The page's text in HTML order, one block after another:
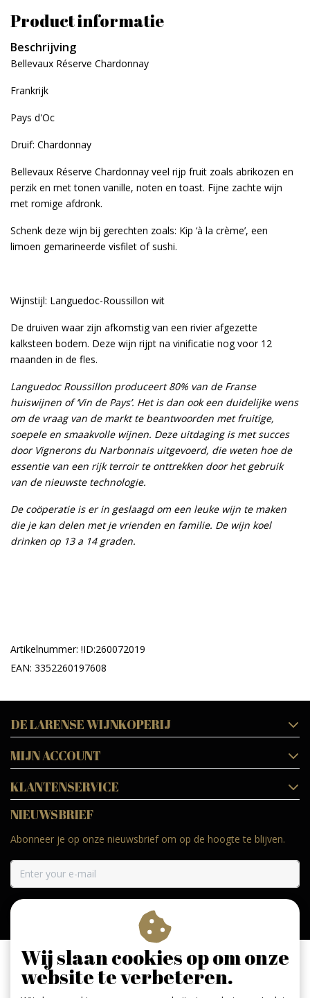
Product informatie
Beschrijving
Bellevaux Réserve Chardonnay
Frankrijk
Pays d'Oc
Druif: Chardonnay
Bellevaux Réserve Chardonnay veel rijp fruit zoals abrikozen en
perzik en met tonen vanille, noten en toast. Fijne zachte wijn
met romige afdronk.
Schenk deze wijn bij gerechten zoals: Kip ‘à la crème’, een
limoen gemarineerde visfilet of sushi.
Wijnstijl: Languedoc-Roussillon wit
De druiven waar zijn afkomstig van een rivier afgezette
kalksteen bodem. Deze wijn rijpt na vinificatie nog voor 12
maanden in de fles.
Languedoc Roussillon produceert 80% van de Franse
huiswijnen of ‘Vin de Pays’. Het is dan ook een duidelijke wens
om de vraag van de markt te beantwoorden met fruitige,
soepele en smaakvolle wijnen. Deze uitdaging is met succes
door Vignerons du Narbonnais uitgevoerd, die weten hoe de
essentie van een rijk terroir te onttrekken door het gebruik
van de nieuwste technologie.
De coöperatie is er in geslaagd om een leuke wijn te maken
die je kan delen met je vrienden en familie. De wijn koel
drinken op 13 a 14 graden.
Artikelnummer: !ID:260072019
EAN: 3352260197608
DE LARENSE WIJNKOPERIJ
MIJN ACCOUNT
KLANTENSERVICE
NIEUWSBRIEF
Abonneer je op onze nieuwsbrief om op de hoogte te blijven.
Wij slaan cookies op om onze
website te verbeteren.